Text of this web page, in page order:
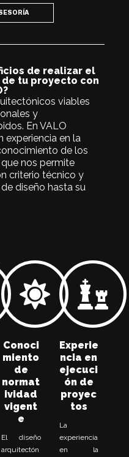
de realizar el
tu proyecto con
viables
y
En VALO
experiencia en la
de los
nos permite
criterio técnico y
diseño hasta su
Conoci
miento
de
normat
ividad
vigent
e
El diseño
arquitectón
Experie
ncia en
ejecuci
ón de
proyec
tos
La
experiencia
en la